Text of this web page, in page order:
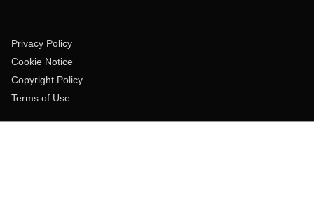
Privacy Policy
Cookie Notice
Copyright Policy
Terms of Use